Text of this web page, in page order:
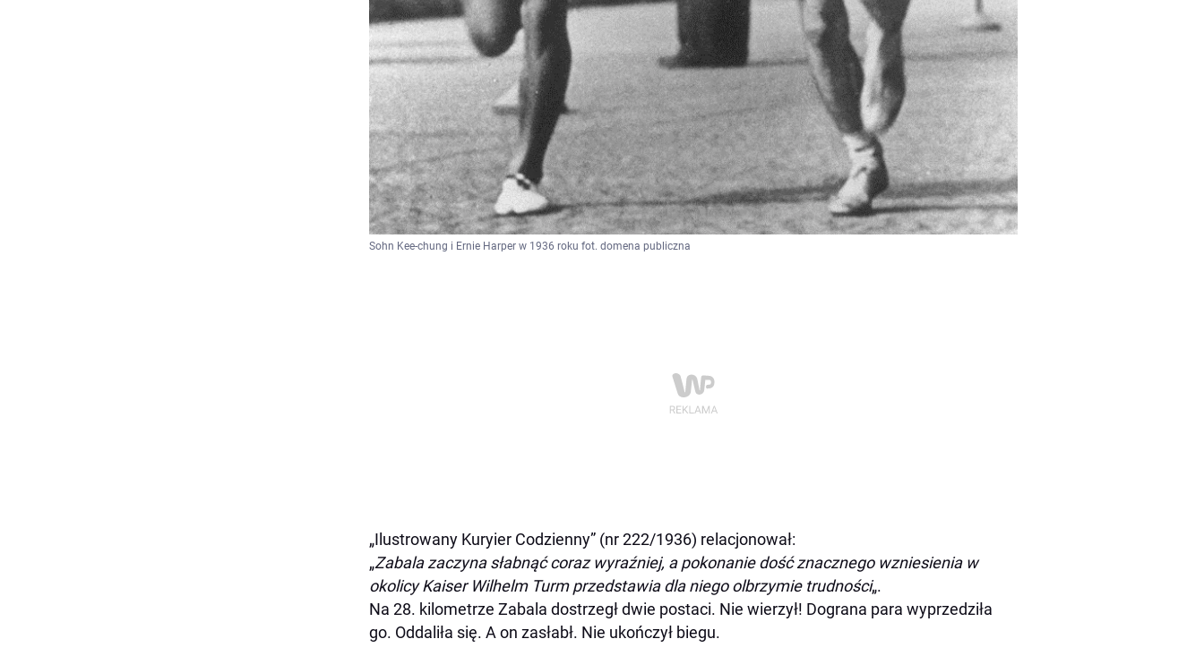
Sohn Kee-chung i Ernie Harper w 1936 roku fot. domena publiczna
„Ilustrowany Kuryier Codzienny” (nr 222/1936) relacjonował:
„Zabala zaczyna słabnąć coraz wyraźniej, a pokonanie dość znacznego wzniesienia w
okolicy Kaiser Wilhelm Turm przedstawia dla niego olbrzymie trudności„.
Na 28. kilometrze Zabala dostrzegł dwie postaci. Nie wierzył! Dograna para wyprzedziła
go. Oddaliła się. A on zasłabł. Nie ukończył biegu.